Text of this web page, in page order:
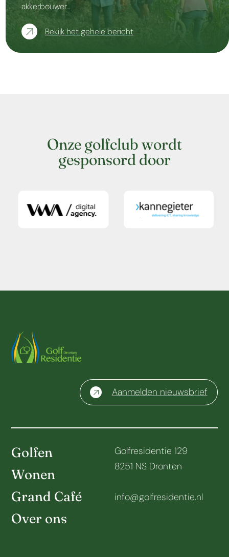
akkerbouwer…
Bekijk het gehele bericht
Onze golfclub wordt
gesponsord door
Aanmelden nieuwsbrief
Golfen
Wonen
Grand Café
Over ons
Golfresidentie 129
8251 NS Dronten
info@golfresidentie.nl